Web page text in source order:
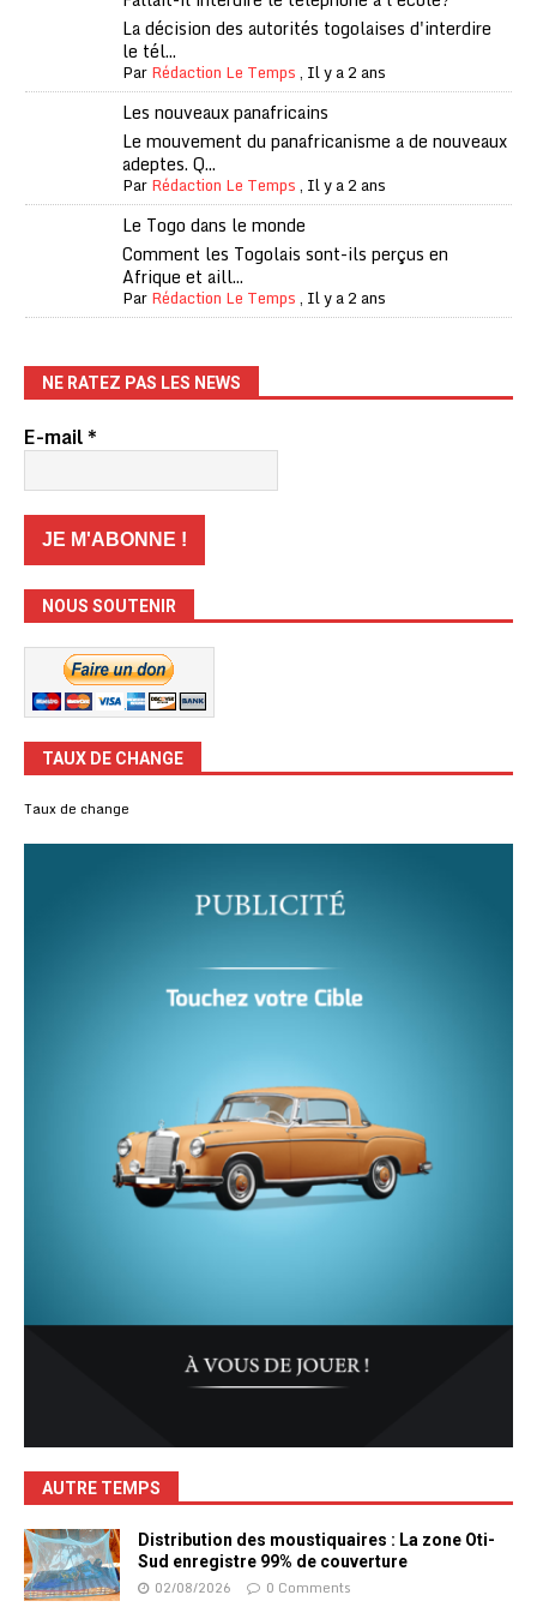
La décision des autorités togolaises d'interdire
le tél...
ParRédaction Le Temps, Il y a 2 ans
Les nouveaux panafricains
Le mouvement du panafricanisme a de nouveaux
adeptes. Q...
ParRédaction Le Temps, Il y a 2 ans
Le Togo dans le monde
Comment les Togolais sont-ils perçus en
Afrique et aill...
ParRédaction Le Temps, Il y a 2 ans
NE RATEZ PAS LES NEWS
E-mail*
NOUS SOUTENIR
TAUX DE CHANGE
Taux de change
AUTRE TEMPS
Distribution des moustiquaires : La zone Oti-
Sud enregistre 99% de couverture
02/08/2026 0 Comments